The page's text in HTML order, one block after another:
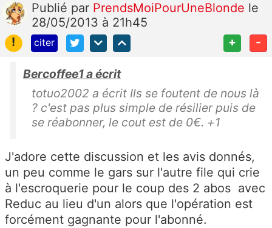
Publié par PrendsMoiPourUneBlonde le
28/05/2013 à 21h45
!
citer + -
Bercoffee1 a écrit
totuo2002 a écrit Ils se foutent de nous là
? c'est pas plus simple de résilier puis de
se réabonner, le cout est de 0€. +1
J'adore cette discussion et les avis donnés,
un peu comme le gars sur l'autre file qui crie
à l'escroquerie pour le coup des 2 abos avec
Reduc au lieu d'un alors que l'opération est
forcément gagnante pour l'abonné.